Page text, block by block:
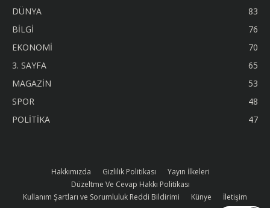
DÜNYA
83
BİLGİ
76
EKONOMİ
70
3. SAYFA
65
MAGAZİN
53
SPOR
48
POLİTİKA
47
Hakkımızda Gizlilik Politikası
Yayın İlkeleri
Düzeltme Ve Cevap Hakkı Politikası
Kullanım Şartları ve Sorumluluk Reddi Bildirimi
Künye İletişim